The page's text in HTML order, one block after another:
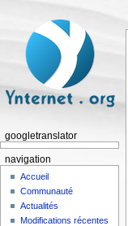
googletranslator
navigation
Accueil
Communauté
Actualités
Modifications récentes